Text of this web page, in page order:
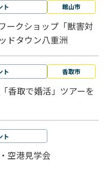
ト 館山市
ークショップ「獣害対
ドタウン八重洲
ト 香取市
香取で婚活」ツアーを
ト
空港見学会